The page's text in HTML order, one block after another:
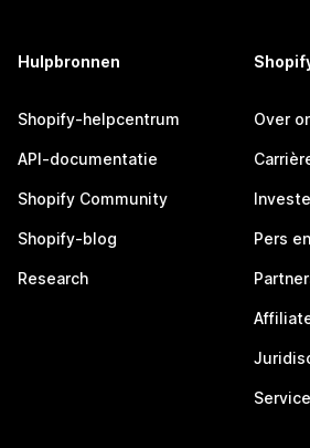
Hulpbronnen
Shopify-helpcentrum
API-documentatie
Shopify Community
Shopify-blog
Research
Over
Pers